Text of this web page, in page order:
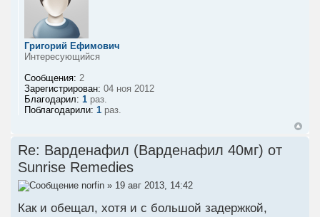
Григорий Ефимович
Интересующийся
Сообщения: 2
Зарегистрирован: 04 ноя 2012
Благодарил: 1 раз.
Поблагодарили: 1 раз.
Re: Варденафил (Варденафил 40мг) от
Sunrise Remedies
norfin » 19 авг 2013, 14:42
Как и обещал, хотя и с большой задержкой,